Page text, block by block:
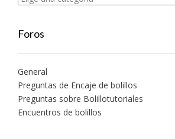
Foros
General
Preguntas de Encaje de bolillos
Preguntas sobre Bolillotutoriales
Encuentros de bolillos